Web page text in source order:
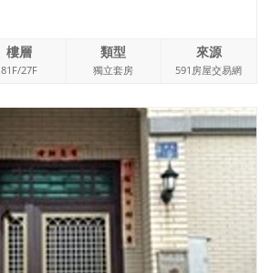
樓層
81F/27F
類型
獨立套房
來源
591房屋交易網